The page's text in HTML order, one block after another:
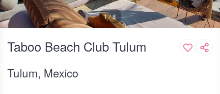
1 / 8
Taboo Beach Club Tulum
Tulum, Mexico